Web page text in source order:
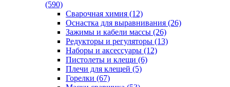
(590)
Сварочная химия (12)
Оснастка для выравнивания (26)
Зажимы и кабели массы (26)
Редукторы и регуляторы (13)
Наборы и аксессуары (12)
Пистолеты и клещи (6)
Плечи для клещей (5)
Горелки (67)